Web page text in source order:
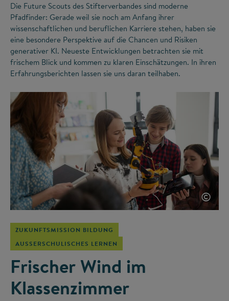
Die Future Scouts des Stifterverbandes sind moderne
Pfadfinder: Gerade weil sie noch am Anfang ihrer
wissenschaftlichen und beruflichen Karriere stehen, haben sie
eine besondere Perspektive auf die Chancen und Risiken
generativer KI. Neueste Entwicklungen betrachten sie mit
frischem Blick und kommen zu klaren Einschätzungen. In ihren
Erfahrungsberichten lassen sie uns daran teilhaben.
©
ZUKUNFTSMISSION BILDUNG
AUSSERSCHULISCHES LERNEN
Frischer Wind im
Klassenzimmer